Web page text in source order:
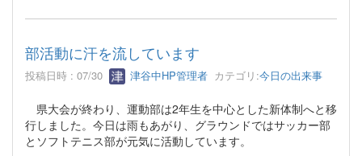
部活動に汗を流しています
投稿日時 : 07/30 津谷中HP管理者 カテゴリ:今日の出来事
県大会が終わり、運動部は2年生を中心とした新体制へと移
行しました。今日は雨もあがり、グラウンドではサッカー部
とソフトテニス部が元気に活動しています。